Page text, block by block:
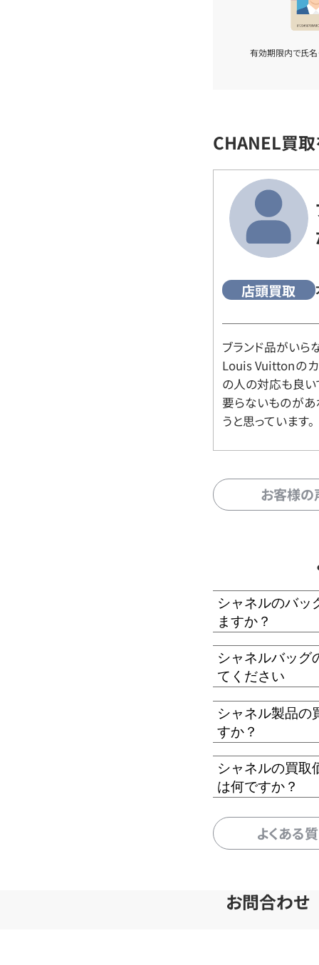
有効期限内で氏名
CHANEL買
店頭買取
ブランド品がいら
Louis Vuittonの
の人の対応も良い
要らないものがあ
うと思っています。
お客様
シャネルのバッ
ますか？
シャネルバッグ
てください
シャネル製品の
すか？
シャネルの買取
は何ですか？
よくある
お問合わせ